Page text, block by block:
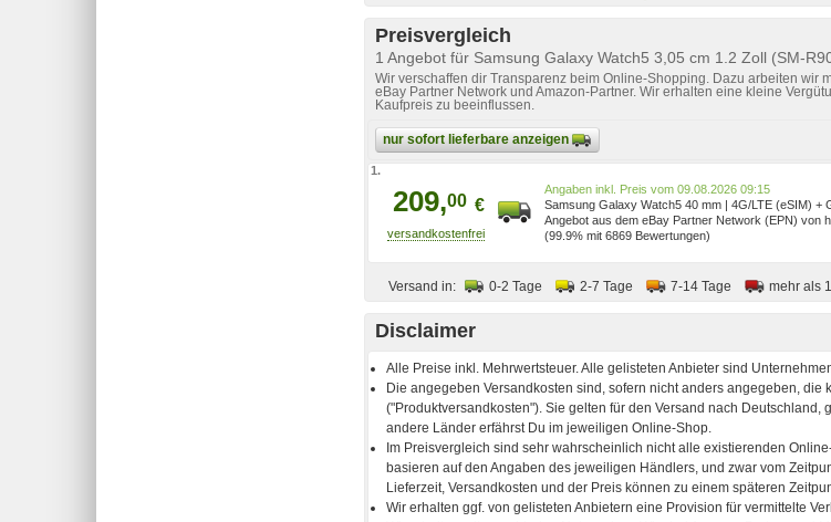
Preisvergleich
1 Angebot für Samsung Galaxy Watch5 3,05 cm 1.2 Zoll (SM-
Wir verschaffen dir Transparenz beim Online-Shopping. Dazu arbeiten wir
eBay Partner Network und Amazon-Partner. Wir erhalten eine kleine
Kaufpreis zu beeinflussen.
nur sofort lieferbare anzeigen
1.
209,00 €
Preis vom 09.08.2026 09:15
Samsung Galaxy Watch5 40 mm | 4G/LTE (eSIM) +
Graphite SM-R905FZAAEUE
Angebot aus dem eBay Partner Network (EPN) von
(99.9% mit 6869 Bewertungen)
Versand in: 0-2 Tage 2-7 Tage 7-14 Tage mehr als
Disclaimer